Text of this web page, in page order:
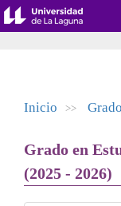
Inicio >>
Grado en
(2025 - 2026)